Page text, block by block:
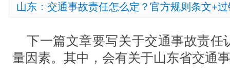
山东：交通事故责任怎么定？官方规则条文+
下一篇文章要写关于交通事故责任
量因素。其中，会有关于山东省交通